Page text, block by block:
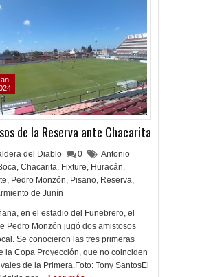
de la Reserva ante Chacarita
del Diablo 0
Antonio
, Chacarita, Fixture, Huracán,
, Pedro Monzón, Pisano, Reserva,
de Junín
en el estadio del Funebrero, el
Pedro Monzón jugó dos amistosos
Se conocieron las tres primeras
la Copa Proyección, que no coinciden
de la Primera.Foto: Tony SantosEl